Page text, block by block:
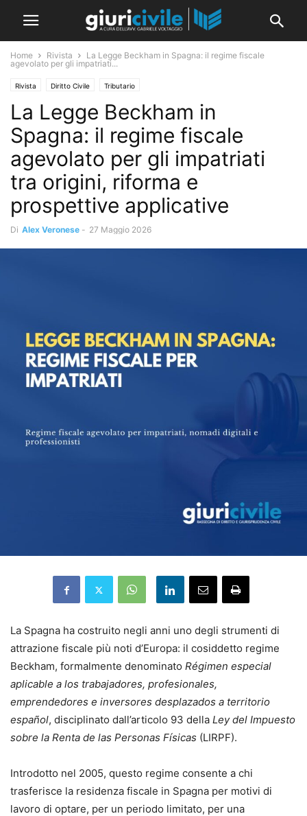
Home Rivista
La Legge Beckham in Spagna: il regime fiscale
agevolato per gli impatriati...
Rivista Diritto Civile Tributario
La Legge Beckham in
Spagna: il regime fiscale
agevolato per gli impatriati
tra origini, riforma e
prospettive applicative
Di Alex Veronese - 27 Maggio 2026
La Spagna ha costruito negli anni uno degli strumenti di
attrazione fiscale più noti d’Europa: il cosiddetto regime
Beckham, formalmente denominato Régimen especial
aplicable a los trabajadores, profesionales,
emprendedores e inversores desplazados a territorio
español, disciplinato dall’articolo 93 della Ley del Impuesto
sobre la Renta de las Personas Físicas (LIRPF).
Introdotto nel 2005, questo regime consente a chi
trasferisce la residenza fiscale in Spagna per motivi di
lavoro di optare, per un periodo limitato, per una